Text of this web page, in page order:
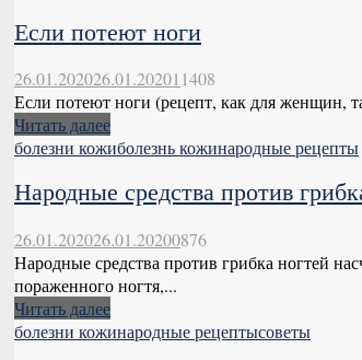
Если потеют ноги
26.01.202026.01.20201 1408
Если потеют ноги (рецепт, как для женщин,
Читать далее
болезни кожиболезнь кожинародные рецепты
Народные средства против
26.01.202026.01.20200876
Народные средства против грибка ногтей
пораженного ногтя,...
Читать далее
болезни кожинародные рецептысоветы